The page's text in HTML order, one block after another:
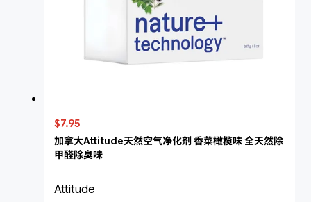
$7.95
加拿大Attitude天然空气净化剂 香菜橄榄味 全天然除
甲醛除臭味
Attitude